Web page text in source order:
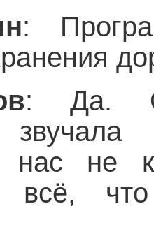
:
: Да.
звучала
нас не
всё,